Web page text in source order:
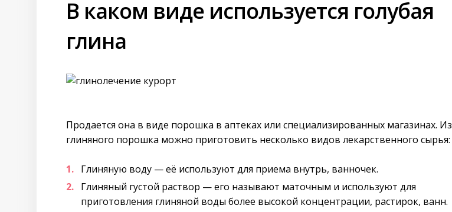
В каком виде используется голубая
глина
Продается она в виде порошка в аптеках или специализированных магазинах. Из
глиняного порошка можно приготовить несколько видов лекарственного сырья:
Глиняную воду — её используют для приема внутрь, ванночек.
Глиняный густой раствор — его называют маточным и используют для
приготовления глиняной воды более высокой концентрации, растирок, ванн.